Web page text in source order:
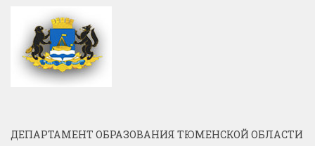
ДЕПАРТАМЕНТ ОБРАЗОВАНИЯ ТЮМЕНСКОЙ ОБЛАСТИ